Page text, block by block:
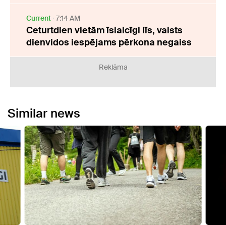
Current 7:14 AM
Ceturtdien vietām īslaicīgi līs, valsts
dienvidos iespējams pērkona negaiss
Reklāma
Similar news